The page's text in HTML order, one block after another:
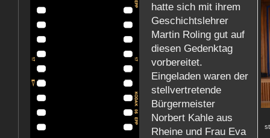
hatte sich mit ihrem
Geschichtslehrer
Martin Roling gut auf
diesen Gedenktag
vorbereitet.
Eingeladen waren der
stellvertretende
Bürgermeister
Norbert Kahle aus
Rheine und Frau Eva